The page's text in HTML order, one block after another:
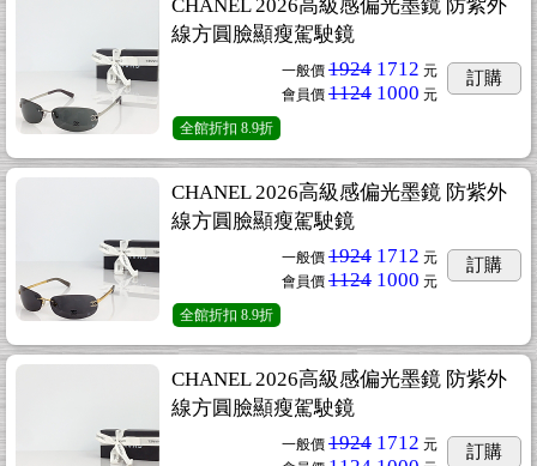
CHANEL 2026高級感偏光墨鏡 防紫外
線方圓臉顯瘦駕駛鏡
一般價 1924 1712 元
會員價 1124 1000 元
訂購
全館折扣 8.9折
CHANEL 2026高級感偏光墨鏡 防紫外
線方圓臉顯瘦駕駛鏡
一般價 1924 1712 元
會員價 1124 1000 元
訂購
全館折扣 8.9折
CHANEL 2026高級感偏光墨鏡 防紫外
線方圓臉顯瘦駕駛鏡
一般價 1924 1712 元
訂購